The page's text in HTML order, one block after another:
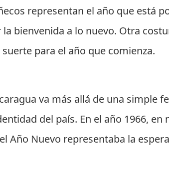
representan el año que está
bienvenida a lo nuevo. Otra
para el año que comienza.
va más allá de una simple
del país. En el año 1966,
Año Nuevo representaba la